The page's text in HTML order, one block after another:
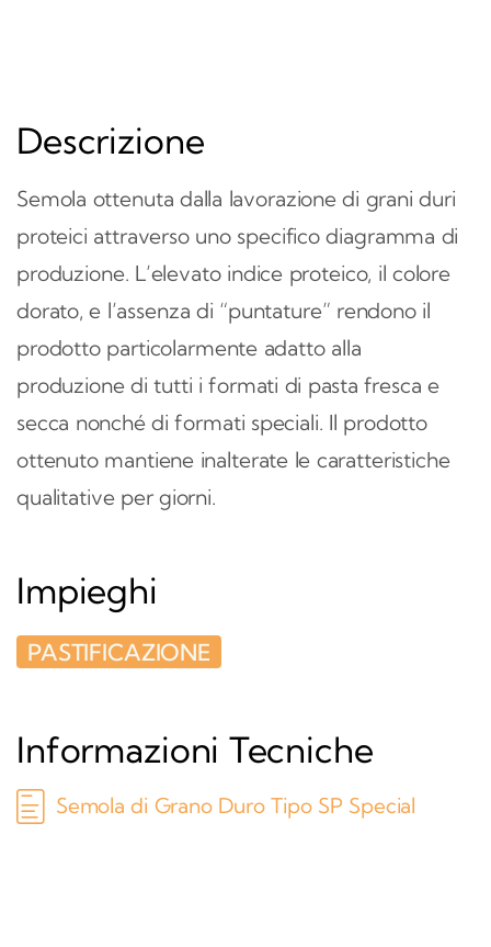
Descrizione
Semola ottenuta dalla lavorazione di grani duri
proteici attraverso uno specifico diagramma di
produzione. L’elevato indice proteico, il colore
dorato, e l’assenza di “puntature” rendono il
prodotto particolarmente adatto alla
produzione di tutti i formati di pasta fresca e
secca nonché di formati speciali. Il prodotto
ottenuto mantiene inalterate le caratteristiche
qualitative per giorni.
Impieghi
PASTIFICAZIONE
Informazioni Tecniche
Semola di Grano Duro Tipo SP Special